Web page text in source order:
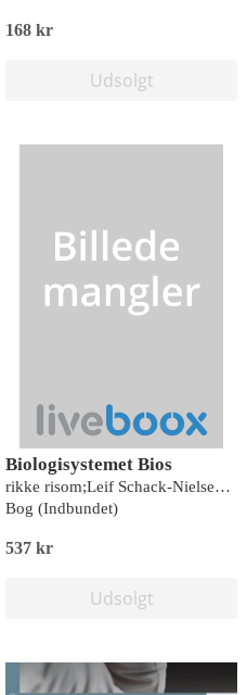
168 kr
Udsolgt
Biologisystemet Bios
rikke risom;Leif Schack-Nielsen;Anders V. Thomsen;Thomas Bach Piekut
Bog (Indbundet)
537 kr
Udsolgt